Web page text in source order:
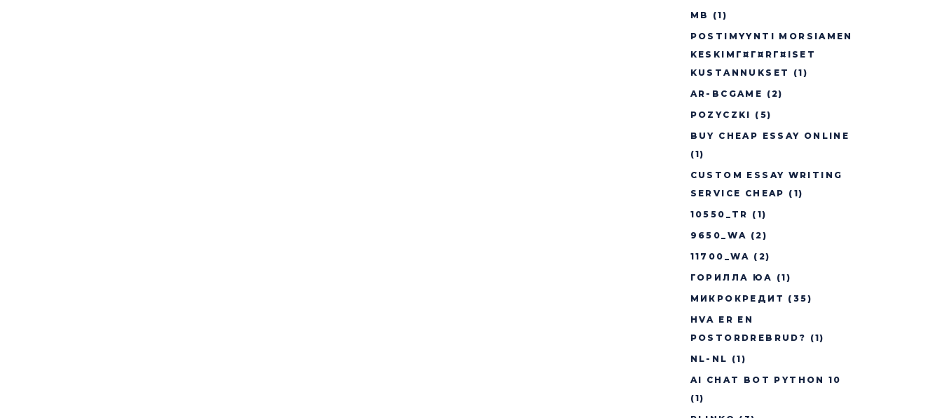
MB
(1)
POSTIMYYNTI MORSIAMEN
KESKIMГ¤Г¤RГ¤ISET
KUSTANNUKSET
(1)
AR-BCGAME (2)
POZYCZKI (5)
BUY CHEAP ESSAY ONLINE
(1)
CUSTOM ESSAY WRITING
SERVICE CHEAP (1)
10550_TR (1)
9650_WA (2)
11700_WA (2)
ГОРИЛЛА ЮА (1)
МИКРОКРЕДИТ (35)
HVA ER EN
POSTORDREBRUD? (1)
NL-NL (1)
AI CHAT BOT PYTHON 10
(1)